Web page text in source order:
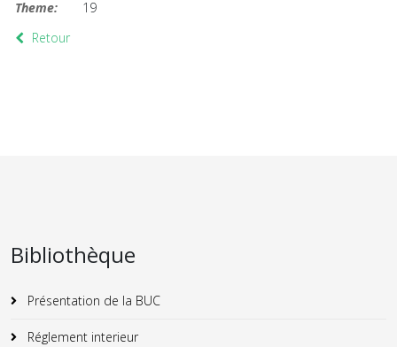
Theme:
19
Retour
Bibliothèque
Présentation de la BUC
Réglement interieur